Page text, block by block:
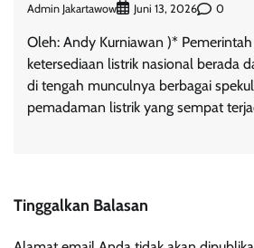
Admin Jakartawow Juni 13, 2026 0
Oleh: Andy Kurniawan )*
ketersediaan listrik nasional berada
di tengah munculnya berbagai
pemadaman listrik yang sempat
Tinggalkan Balasan